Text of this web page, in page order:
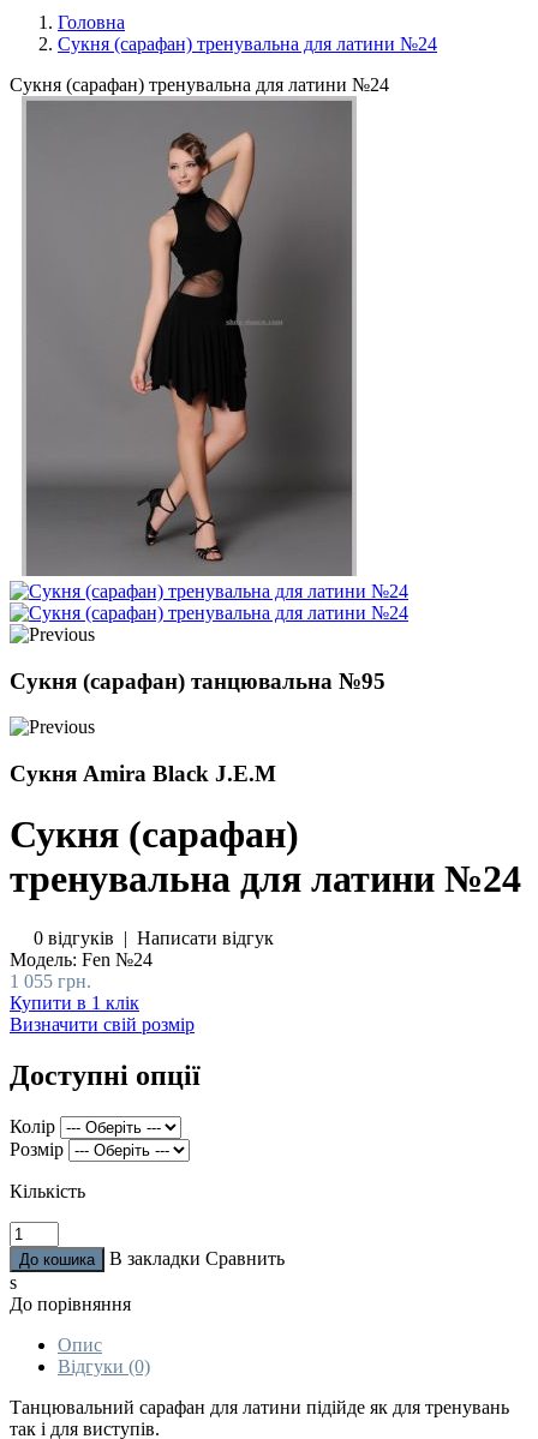
Головна
Сукня (сарафан) тренувальна для латини №24
Сукня (сарафан) тренувальна для латини №24
Сукня (сарафан) танцювальна №95
Сукня Amira Black J.E.M
Сукня (сарафан)
тренувальна для латини №24
0 відгуків | Написати відгук
Модель: Fen №24
1 055 грн.
Купити в 1 клік
Визначити свій розмір
Доступні опції
Колір
Розмір
Кількість
В закладки Сравнить
s
До порівняння
Опис
Відгуки (0)
Танцювальний сарафан для латини підійде як для тренувань
так і для виступів.